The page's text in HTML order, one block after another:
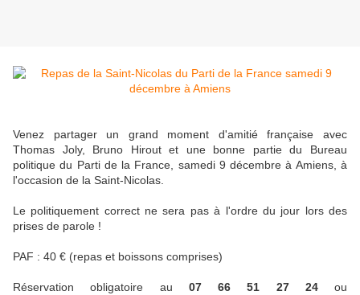
Venez partager un grand moment d'amitié française avec
Thomas Joly, Bruno Hirout et une bonne partie du Bureau
politique du Parti de la France, samedi 9 décembre à Amiens, à
l'occasion de la Saint-Nicolas.
Le politiquement correct ne sera pas à l'ordre du jour lors des
prises de parole !
PAF : 40 € (repas et boissons comprises)
Réservation obligatoire au 07 66 51 27 24ou